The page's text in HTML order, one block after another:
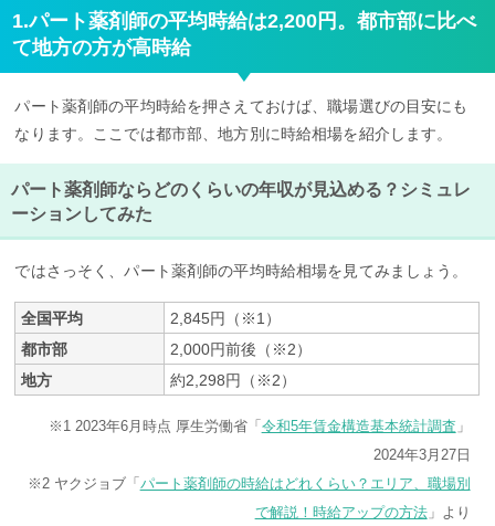
1.パート薬剤師の平均時給は2,200円。都市部に比べ
て地方の方が高時給
パート薬剤師の平均時給を押さえておけば、職場選びの目安にも
なります。ここでは都市部、地方別に時給相場を紹介します。
パート薬剤師ならどのくらいの年収が見込める？シミュレ
ーションしてみた
ではさっそく、パート薬剤師の平均時給相場を見てみましょう。
全国平均
2,845円（※1）
都市部
2,000円前後（※2）
地方
約2,298円（※2）
※1 2023年6月時点 厚生労働省「 令和5年賃金構造基本統計調査 」
2024年3月27日
※2 ヤクジョブ「 パート薬剤師の時給はどれくらい？エリア、職場別
で解説！時給アップの方法」より